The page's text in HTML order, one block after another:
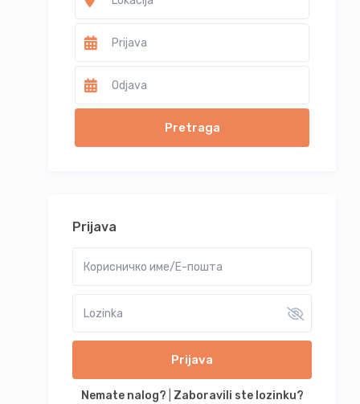
Prijava
Prijava
Nemate nalog? Zaboravili ste lozinku?